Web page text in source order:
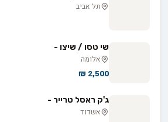
תל אביב
שי טסו / שיצו -
אלומה
2,500 ₪
ג'ק ראסל טרייר -
אשדוד